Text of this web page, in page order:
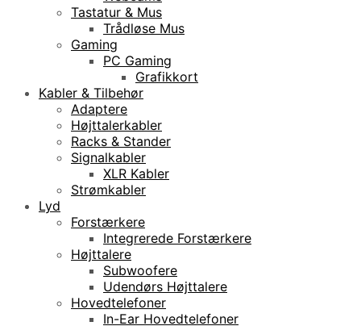
Tastatur & Mus
Trådløse Mus
Gaming
PC Gaming
Grafikkort
Kabler & Tilbehør
Adaptere
Højttalerkabler
Racks & Stander
Signalkabler
XLR Kabler
Strømkabler
Lyd
Forstærkere
Integrerede Forstærkere
Højttalere
Subwoofere
Udendørs Højttalere
Hovedtelefoner
In-Ear Hovedtelefoner